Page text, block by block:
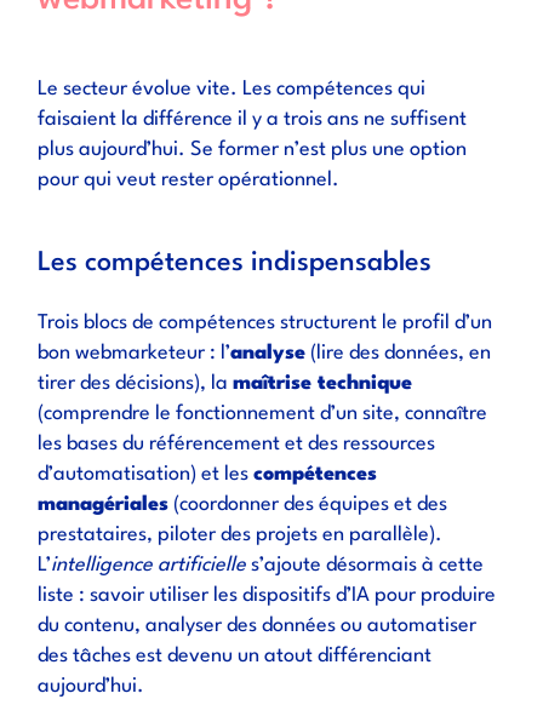
Le secteur évolue vite. Les compétences qui
faisaient la différence il y a trois ans ne suffisent
plus aujourd’hui. Se former n’est plus une option
pour qui veut rester opérationnel.
Les compétences indispensables
Trois blocs de compétences structurent le profil d’un
bon webmarketeur : l’analyse (lire des données, en
tirer des décisions), lamaîtrise technique
(comprendre le fonctionnement d’un site, connaître
les bases du référencement et des ressources
d’automatisation) et lescompétences
managériales (coordonner des équipes et des
prestataires, piloter des projets en parallèle).
L’intelligence artificielle s’ajoute désormais à cette
liste : savoir utiliser les dispositifs d’IA pour produire
du contenu, analyser des données ou automatiser
des tâches est devenu un atout différenciant
aujourd’hui.